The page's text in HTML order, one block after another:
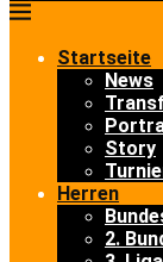
Startseite
News
Story
Herren
2.